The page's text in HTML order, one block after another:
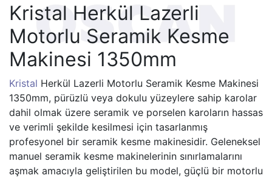
Kristal Herkül Lazerli
Motorlu Seramik Kesme
Makinesi 1350mm
Kristal Herkül Lazerli Motorlu Seramik Kesme Makinesi
1350mm, pürüzlü veya dokulu yüzeylere sahip karolar
dahil olmak üzere seramik ve porselen karoların hassas
ve verimli şekilde kesilmesi için tasarlanmış
profesyonel bir seramik kesme makinesidir. Geleneksel
manuel seramik kesme makinelerinin sınırlamalarını
aşmak amacıyla geliştirilen bu model, güçlü bir motorlu